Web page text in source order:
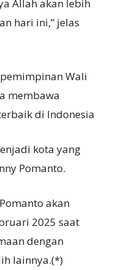
Allah akan lebih
hari ini,” jelas
Wali
membawa
di Indonesia
kota yang
Pomanto.
akan
2025 saat
dengan
lainnya.(*)